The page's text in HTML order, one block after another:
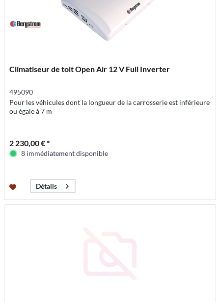
Climatiseur de toit Open Air 12 V Full Inverter
495090
Pour les véhicules dont la longueur de la carrosserie est inférieure
ou égale à 7 m
2 230,00 € *
8 immédiatement disponible
Détails